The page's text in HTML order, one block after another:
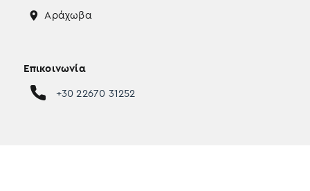
Αράχωβα
o
e
r
d
I
Επικοινωνία
+30 22670 31252